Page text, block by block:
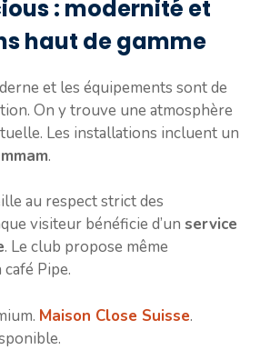
: modernité et
haut de gamme
et les équipements sont de
On y trouve une atmosphère
Les installations incluent un
.
au respect strict des
visiteur bénéficie d’un service
. Le club propose même
café Pipe.
Maison Close Suisse.